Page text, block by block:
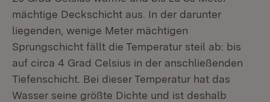
mächtige Deckschicht aus. In der darunter
liegenden, wenige Meter mächtigen
Sprungschicht fällt die Temperatur steil ab: bis
auf circa 4 Grad Celsius in der anschließenden
Tiefenschicht. Bei dieser Temperatur hat das
Wasser seine größte Dichte und ist deshalb